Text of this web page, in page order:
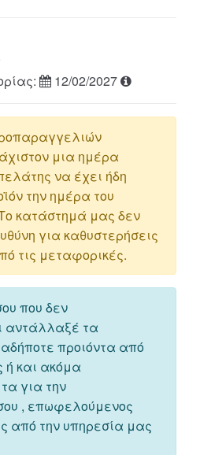
12/02/2027
μια ημέρα
να έχει ήδη
την ημέρα του
κατάστημά μας δεν
για καθυστερήσεις
τις μεταφορικές.
που δεν
αντάλλαξέ τα
προιόντα από
ή και ακόμα
για την
, επωφελούμενος
από την υπηρεσία μας